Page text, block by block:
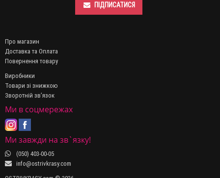
ПІДПИСАТИСЯ
Про магазин
Доставка та Оплата
Повернення товару
Виробники
Товари зі знижкою
Зворотній зв’язок
Ми в соцмережах
Ми завжди на зв`язку!
(050) 403-00-05
info@ostrivkrasy.com